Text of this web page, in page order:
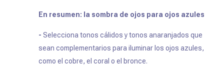
En resumen: la sombra de ojos para ojos azules
-Selecciona tonos cálidos y tonos anaranjados que
sean complementarios para iluminar los ojos azules,
como el cobre, el coral o el bronce.